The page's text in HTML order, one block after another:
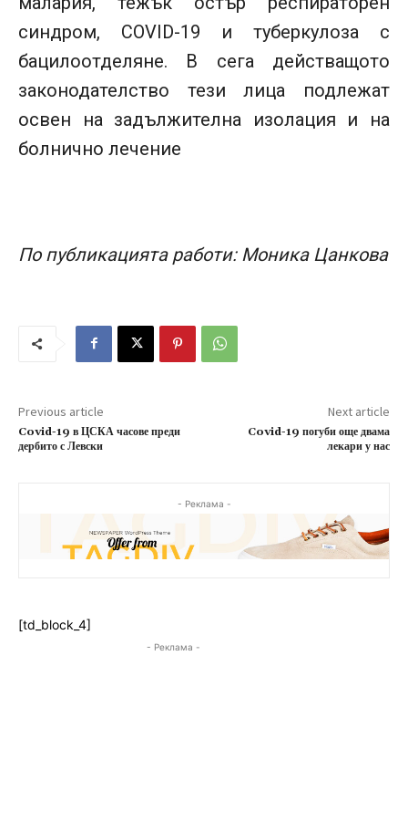
синдром, COVID-19 и туберкулоза с
бацилоотделяне. В сега действащото
законодателство тези лица подлежат
освен на задължителна изолация и на
болнично лечение
По публикацията работи: Моника Цанкова
Previous article
Covid-19 в ЦСКА часове преди
дербито с Левски
Next article
Covid-19 погуби още двама
лекари у нас
- Реклама -
[td_block_4]
- Реклама -